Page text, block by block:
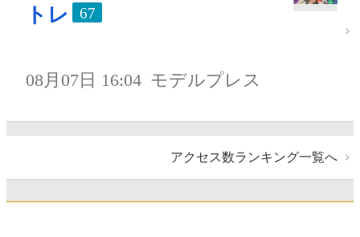
トレ
67
08月07日 16:04 モデルプレス
アクセス数ランキング一覧へ